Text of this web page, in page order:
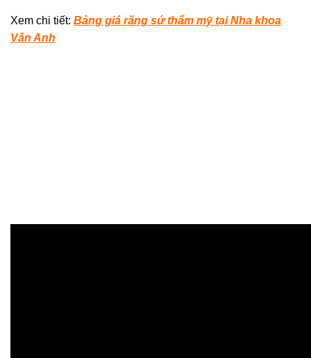
Xem chi tiết: Bảng giá răng sứ thẩm mỹ tại Nha khoa
Vân Anh